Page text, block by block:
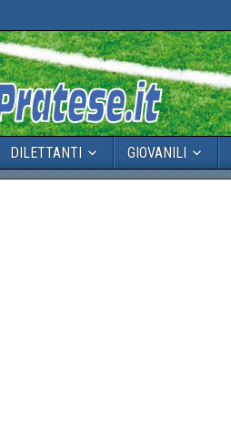
DILETTANTI GIOVANILI